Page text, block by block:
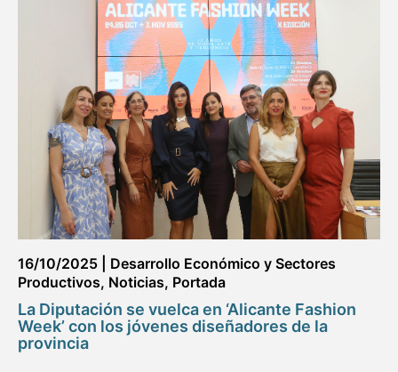
16/10/2025
Desarrollo Económico y Sectores
Productivos, Noticias, Portada
La Diputación se vuelca en ‘Alicante Fashion
Week’ con los jóvenes diseñadores de la
provincia